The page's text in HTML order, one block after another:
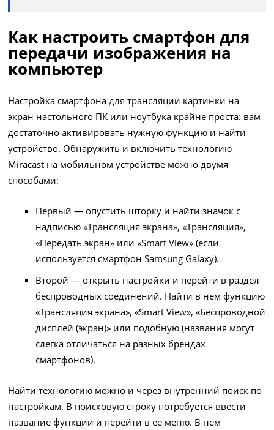
Как настроить смартфон для
передачи изображения на
компьютер
Настройка смартфона для трансляции картинки на
экран настольного ПК или ноутбука крайне проста: вам
достаточно активировать нужную функцию и найти
устройство. Обнаружить и включить технологию
Miracast на мобильном устройстве можно двумя
способами:
Первый — опустить шторку и найти значок с
надписью «Трансляция экрана», «Трансляция»,
«Передать экран» или «Smart View» (если
используется смартфон Samsung Galaxy).
Второй — открыть настройки и перейти в раздел
беспроводных соединений. Найти в нем функцию
«Трансляция экрана», «Smart View», «Беспроводной
дисплей (экран)» или подобную (названия могут
слегка отличаться на разных брендах
смартфонов).
Найти технологию можно и через внутренний поиск по
настройкам. В поисковую строку потребуется ввести
название функции и перейти в ее меню. В нем